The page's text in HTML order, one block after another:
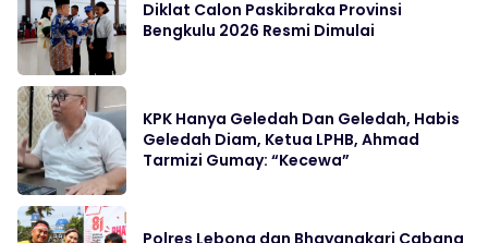
Diklat Calon Paskibraka Provinsi
Bengkulu 2026 Resmi Dimulai
KPK Hanya Geledah Dan Geledah, Habis
Geledah Diam, Ketua LPHB, Ahmad
Tarmizi Gumay: “Kecewa”
Polres Lebong dan Bhayangkari Cabang